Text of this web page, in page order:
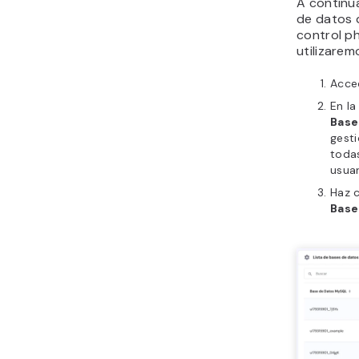
de datos
control
En
Haz